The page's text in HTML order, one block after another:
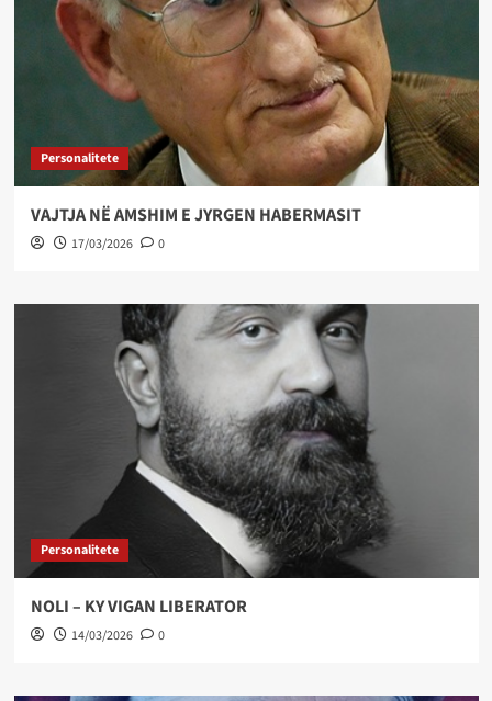
Personalitete
VAJTJA NË AMSHIM E JYRGEN HABERMASIT
17/03/2026 0
Personalitete
NOLI – KY VIGAN LIBERATOR
14/03/2026 0